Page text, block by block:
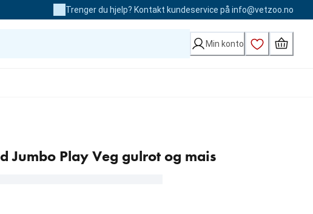
Trenger du hjelp? Kontakt kundeservice på info@vetzoo.no
Min konto
Jumbo Play Veg gulrot og mais